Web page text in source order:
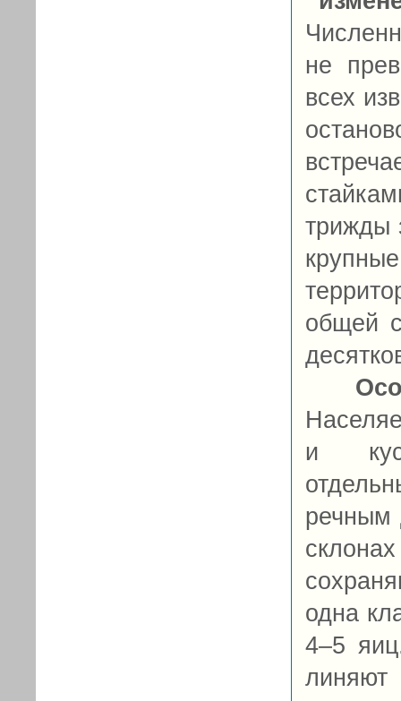
не
всех
трижды
общей
и
речным
одна
4–5
линяют